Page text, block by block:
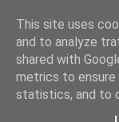
contenido
principal
This site uses
and to analyze
shared with
metrics to ensure
statistics, and to